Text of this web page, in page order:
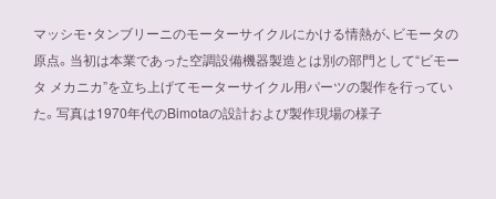
マッシモ・タンブリーニのモーターサイクルにかける情熱が、ビモータの
原点。当初は本業であった空調設備機器製造とは別の部門として“ビモー
タ メカニカ”を立ち上げてモーターサイクル用パーツの製作を行ってい
た。写真は1970年代のBimotaの設計および製作現場の様子